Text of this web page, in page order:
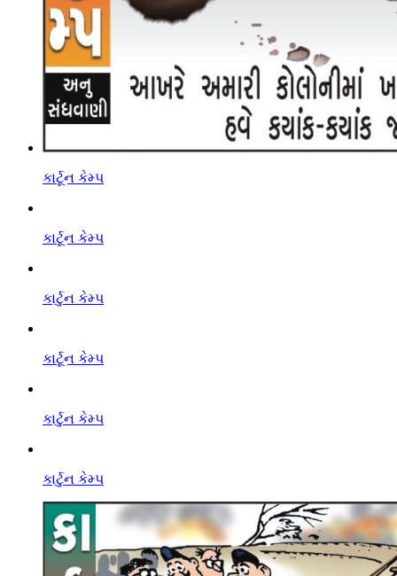
કાર્ટૂન કેમ્પ
કાર્ટૂન કેમ્પ
કાર્ટુન કેમ્પ
કાર્ટૂન કેમ્પ
કાર્ટુન કેમ્પ
કાર્ટુન કેમ્પ